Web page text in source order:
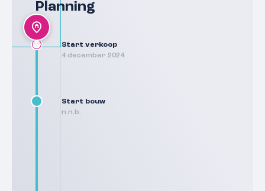
Planning
Start verkoop
4 december 2024
Start bouw
n.n.b.